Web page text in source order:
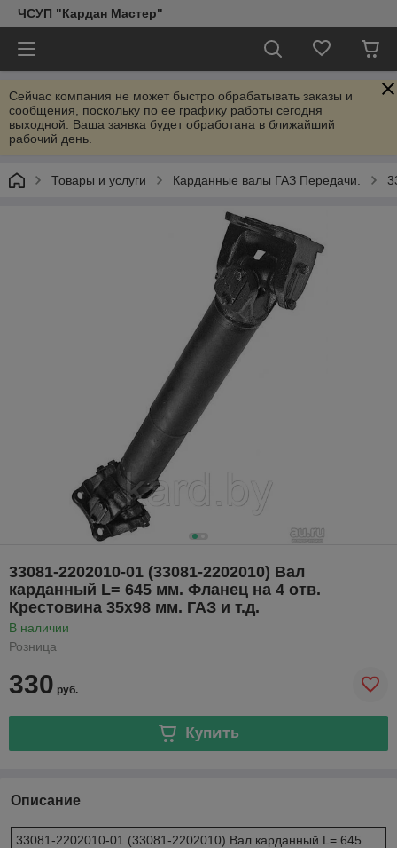
ЧСУП "Кардан Мастер"
Сейчас компания не может быстро обрабатывать заказы и
сообщения, поскольку по ее графику работы сегодня
выходной. Ваша заявка будет обработана в ближайший
рабочий день.
Товары и услуги Карданные валы ГАЗ Передачи.
33081-2202010-01 (33081-2202010) Вал
карданный L= 645 мм. Фланец на 4 отв.
Крестовина 35х98 мм. ГАЗ и т.д.
В наличии
Розница
330 руб.
Купить
Описание
33081-2202010-01 (33081-2202010) Вал карданный L= 645